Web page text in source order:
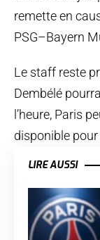
remette en
PSG–Bayern
Le staff reste
Dembélé
l’heure, Paris
disponible
LIRE AUSSI